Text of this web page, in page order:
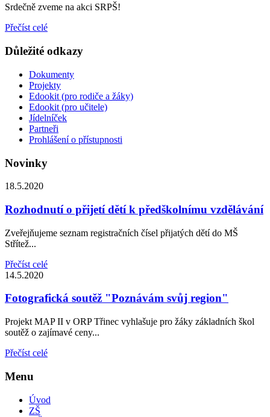
Srdečně zveme na akci SRPŠ!
Přečíst celé
Důležité odkazy
Dokumenty
Projekty
Edookit (pro rodiče a žáky)
Edookit (pro učitele)
Jídelníček
Partneři
Prohlášení o přístupnosti
Novinky
18.5.2020
Rozhodnutí o přijetí dětí k předškolnímu vzdělávání
Zveřejňujeme seznam registračních čísel přijatých dětí do MŠ
Střítež...
Přečíst celé
14.5.2020
Fotografická soutěž "Poznávám svůj region"
Projekt MAP II v ORP Třinec vyhlašuje pro žáky základních škol
soutěž o zajímavé ceny...
Přečíst celé
Menu
Úvod
ZŠ